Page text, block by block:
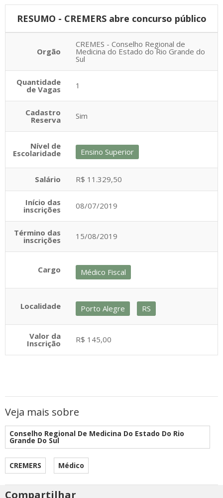
RESUMO - CREMERS abre concurso público
Orgão
CREMES - Conselho Regional de
Medicina do Estado do Rio Grande do
Sul
Quantidade
de Vagas 1
Cadastro
Reserva Sim
Nível de
Escolaridade Ensino Superior
Salário R$ 11.329,50
Início das
inscrições 08/07/2019
Término das
inscrições 15/08/2019
Cargo Médico Fiscal
Localidade Porto Alegre RS
Valor da
Inscrição R$ 145,00
Veja mais sobre
Conselho Regional De Medicina Do Estado Do Rio
Grande Do Sul
CREMERS Médico
Compartilhar